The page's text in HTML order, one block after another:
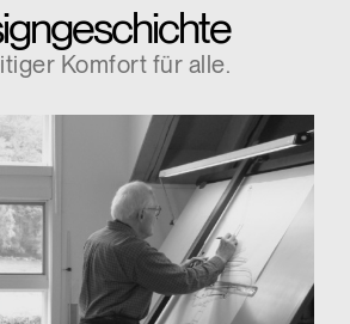
Komfort für alle.